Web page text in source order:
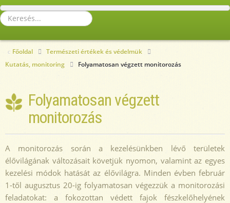
Keresés...
Főoldal
Természeti értékek és védelmük
Kutatás, monitoring
Folyamatosan végzett monitorozás
Folyamatosan végzett
monitorozás
A monitorozás során a kezelésünkben lévő területek
élővilágának változásait követjük nyomon, valamint az egyes
kezelési módok hatását az élővilágra. Minden évben február
1-től augusztus 20-ig folyamatosan végezzük a monitorozási
feladatokat: a fokozottan védett fajok fészkelőhelyének